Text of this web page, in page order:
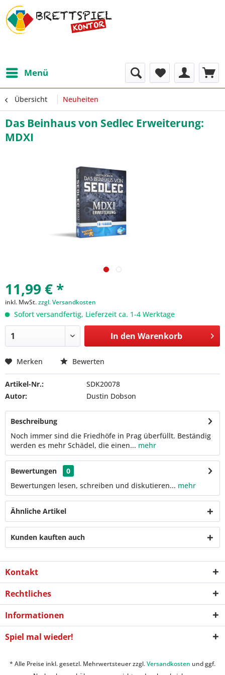
Menü
Übersicht Neuheiten
Das Beinhaus von Sedlec Erweiterung:
MDXI
11,99 € *
inkl. MwSt.zzgl. Versandkosten
Sofort versandfertig, Lieferzeit ca. 1-4 Werktage
In den Warenkorb
Merken Bewerten
Artikel-Nr.:
SDK20078
Autor:
Dustin Dobson
Beschreibung
Noch immer sind die Friedhöfe in Prag überfüllt. Beständig
werden es mehr Schädel, die einen... mehr
Bewertungen
0
Bewertungen lesen, schreiben und diskutieren... mehr
Ähnliche Artikel
Kunden kauften auch
Kontakt
Rechtliches
Informationen
Spiel mal wieder!
* Alle Preise inkl. gesetzl. Mehrwertsteuer zzgl.Versandkosten und ggf.